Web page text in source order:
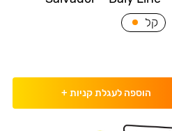
קל
הוספה לעגלת קניות +